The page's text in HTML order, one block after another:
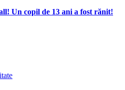
Un copil de 13 ani a fost rănit!